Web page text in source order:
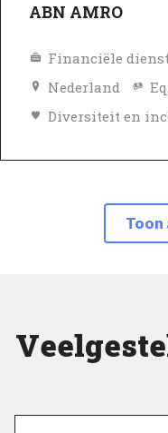
ABN AMRO
Financiële
Nederland
Toon